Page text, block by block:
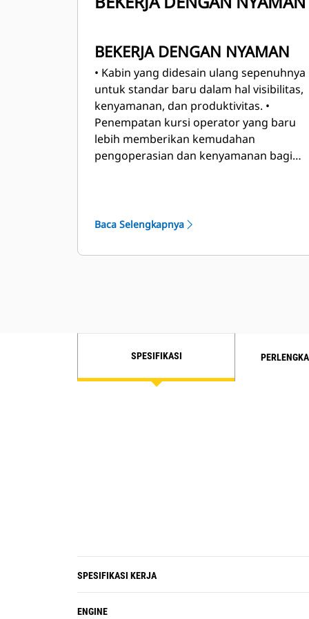
BEKERJA DENGAN NYAMAN
• Kabin yang didesain ulang sepenuhnya
untuk standar baru dalam hal visibilitas,
kenyamanan, dan produktivitas. •
Penempatan kursi operator yang baru
lebih memberikan kemudahan
pengoperasian dan kenyamanan bagi
konektivitas dan jaga kerapian dengan
berdesain baru.• Nikmati pemindahan
untuk kenyamanan operator yang lebih
Baca Selengkapnya
SPESIFIKASI
SPESIFIKASI KERJA
ENGINE